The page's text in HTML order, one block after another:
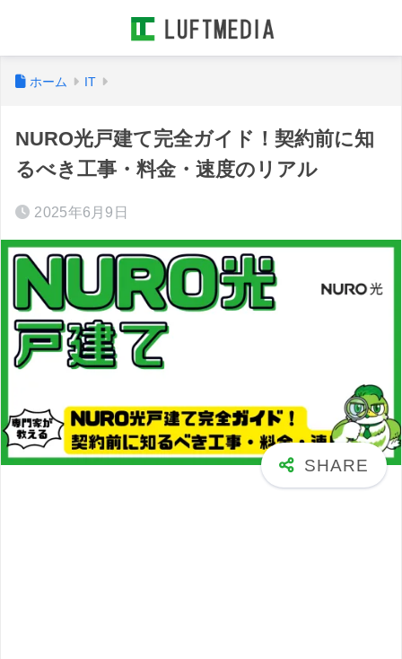
ホーム IT
NURO光戸建て完全ガイド！契約前に知
るべき工事・料金・速度のリアル
2025年6月9日